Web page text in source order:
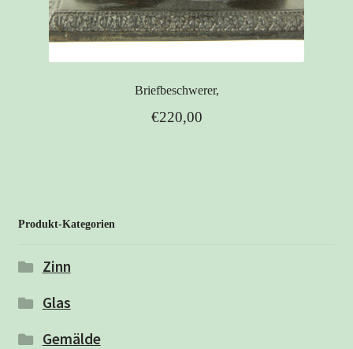
Briefbeschwerer,
€220,00
Produkt-Kategorien
Zinn
Glas
Gemälde